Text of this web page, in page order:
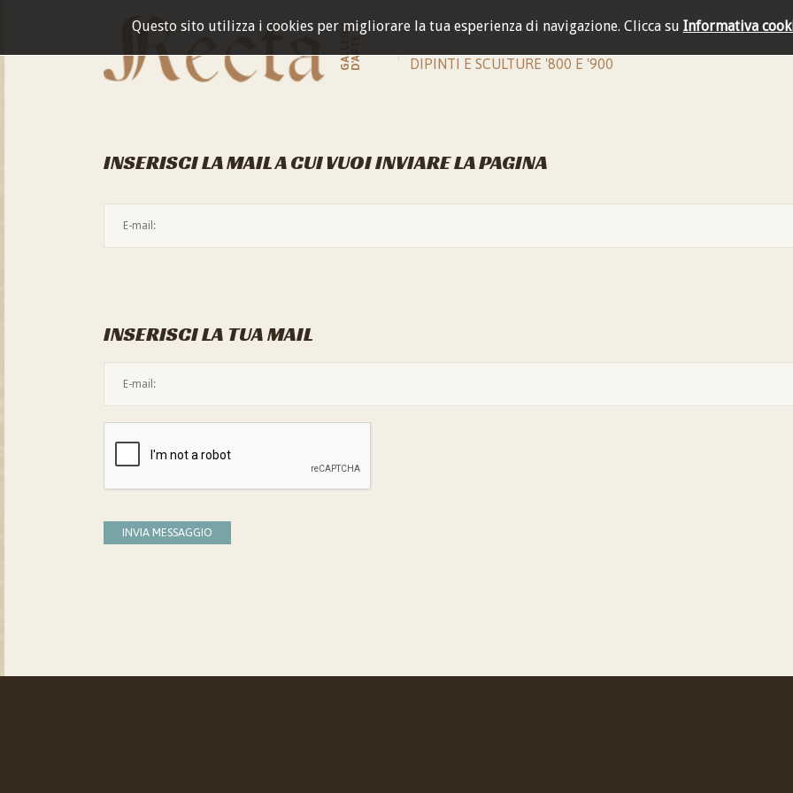
Questo sito utilizza i cookies per migliorare la tua esperienza di navigazione. Clicca su Informativa
GALLERIAD'ARTE DIPINTI E SCULTURE '800 E '900
INSERISCI LA MAIL A CUI VUOI INVIARE LA PAGINA
INSERISCI LA TUA MAIL
INVIA MESSAGGIO